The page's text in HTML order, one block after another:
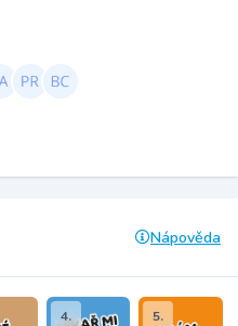
Nápověda
4. 5.